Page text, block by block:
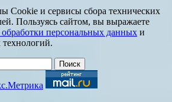
Cookie и сервисы сбора технических
Пользуясь сайтом, вы выражаете
персональных данных и